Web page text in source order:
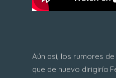
Aún así, los rumores
que de nuevo dirigiría